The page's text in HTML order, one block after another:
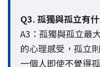
Q3. 孤獨與孤立有
A3：孤獨與孤立最
的心理感受，孤立
一個人即使不覺得